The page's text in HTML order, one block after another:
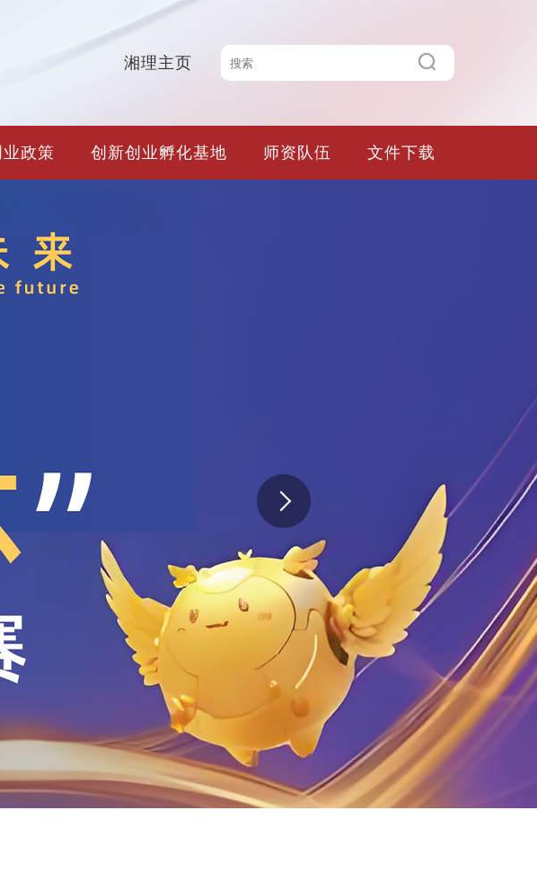
湘理主页
业政策 创新创业孵化基地 师资队伍 文件下载